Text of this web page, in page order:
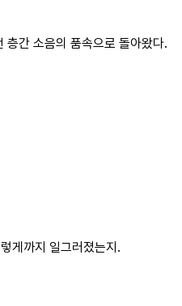
층간 소음의 품속으로 돌아왔다.
게까지 일그러졌는지.